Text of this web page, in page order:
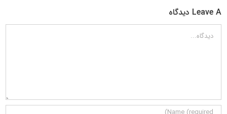
Leave A دیدگاه
دیدگاه